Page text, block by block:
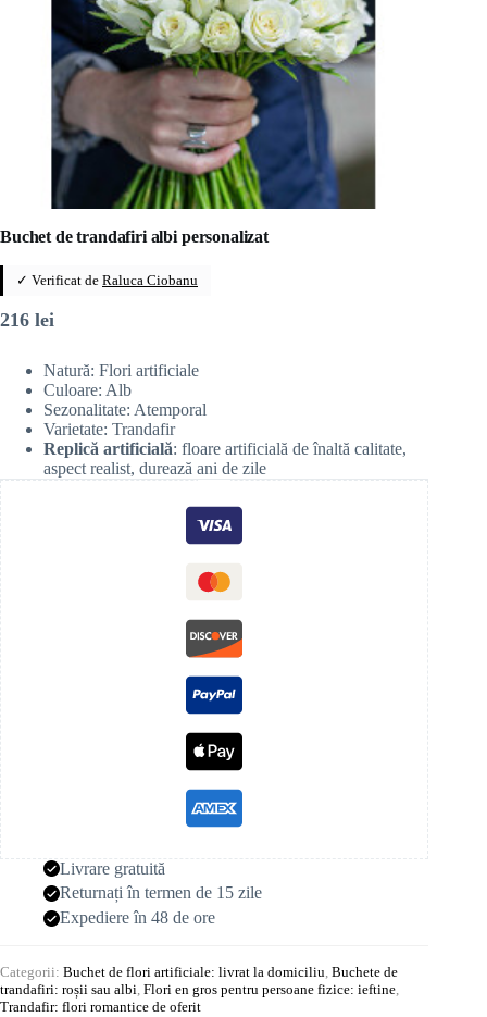
Buchet de trandafiri albi personalizat
✓ Verificat de Raluca Ciobanu
216 lei
Natură: Flori artificiale
Culoare: Alb
Sezonalitate: Atemporal
Varietate: Trandafir
Replică artificială: floare artificială de înaltă calitate,
aspect realist, durează ani de zile
Livrare gratuită
Returnați în termen de 15 zile
Expediere în 48 de ore
Categorii: Buchet de flori artificiale: livrat la domiciliu, Buchete de
trandafiri: roșii sau albi, Flori en gros pentru persoane fizice: ieftine,
Trandafir: flori romantice de oferit